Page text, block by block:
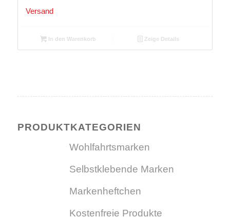
Versand
In den Warenkorb Zeige Details
PRODUKTKATEGORIEN
Wohlfahrtsmarken
Selbstklebende Marken
Markenheftchen
Kostenfreie Produkte